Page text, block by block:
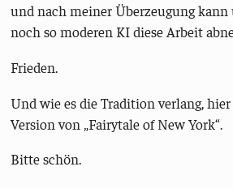
und nach meiner Überzeugung kann
noch so moderen KI diese Arbeit
Frieden.
Und wie es die Tradition verlang,
Version von „Fairytale of New York“.
Bitte schön.